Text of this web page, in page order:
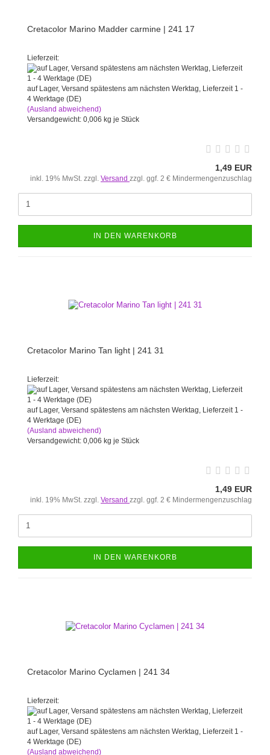
Cretacolor Marino Madder carmine | 241 17
Lieferzeit:
auf Lager, Versand spätestens am nächsten Werktag, Lieferzeit 1 -
4 Werktage (DE)
(Ausland abweichend)
Versandgewicht: 0,006 kg je Stück
1,49 EUR
inkl. 19% MwSt. zzgl. Versand zzgl. ggf. 2 € Mindermengenzuschlag
IN DEN WARENKORB
Cretacolor Marino Tan light | 241 31
Lieferzeit:
auf Lager, Versand spätestens am nächsten Werktag, Lieferzeit 1 -
4 Werktage (DE)
(Ausland abweichend)
Versandgewicht: 0,006 kg je Stück
1,49 EUR
inkl. 19% MwSt. zzgl. Versand zzgl. ggf. 2 € Mindermengenzuschlag
IN DEN WARENKORB
Cretacolor Marino Cyclamen | 241 34
Lieferzeit:
auf Lager, Versand spätestens am nächsten Werktag, Lieferzeit 1 -
4 Werktage (DE)
(Ausland abweichend)